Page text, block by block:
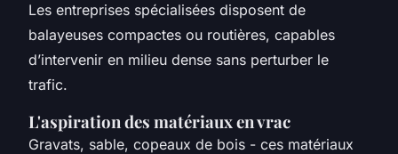
Les entreprises spécialisées disposent de
balayeuses compactes ou routières, capables
d’intervenir en milieu dense sans perturber le
trafic.
L'aspiration des matériaux en vrac
Gravats, sable, copeaux de bois - ces matériaux